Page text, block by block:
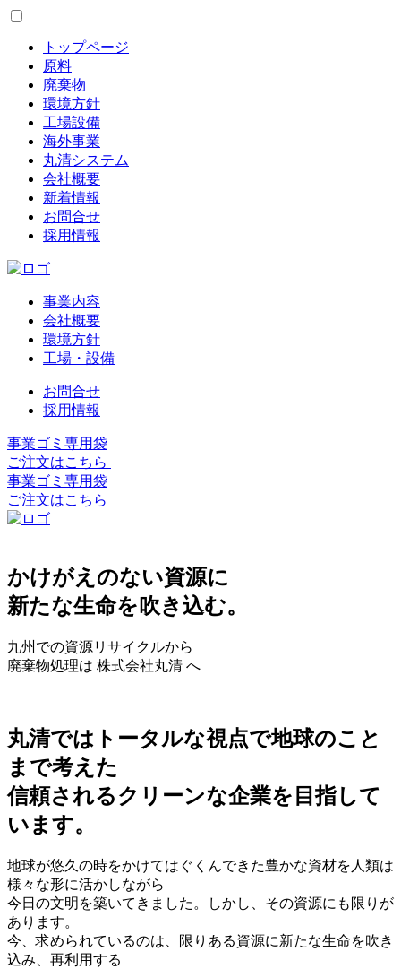
トップページ
原料
廃棄物
環境方針
工場設備
海外事業
丸清システム
会社概要
新着情報
お問合せ
採用情報
事業内容
会社概要
環境方針
工場・設備
お問合せ
採用情報
事業ゴミ専用袋
ご注文はこちら
事業ゴミ専用袋
ご注文はこちら
かけがえのない資源に
新たな生命を吹き込む。
九州での資源リサイクルから
廃棄物処理は 株式会社丸清 へ
丸清ではトータルな視点で地球のこと
まで考えた
信頼されるクリーンな企業を目指して
います。
地球が悠久の時をかけてはぐくんできた豊かな資材を人類は
様々な形に活かしながら
今日の文明を築いてきました。しかし、その資源にも限りが
あります。
今、求められているのは、限りある資源に新たな生命を吹き
込み、再利用する